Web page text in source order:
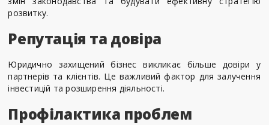
розвитку.
Репутація та довіра
Юридично захищений бізнес викликає більше довіри у
партнерів та клієнтів. Це важливий фактор для залучення
інвестицій та розширення діяльності.
Профілактика проблем